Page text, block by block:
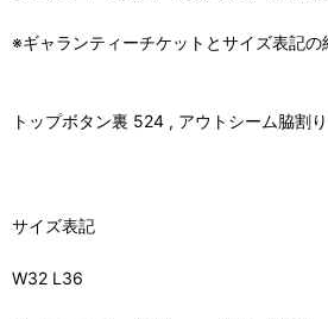
※ギャランティーチケットとサイズ表記
トップボタン裏 524 , アウトシーム脇割り
サイズ表記
W32 L36